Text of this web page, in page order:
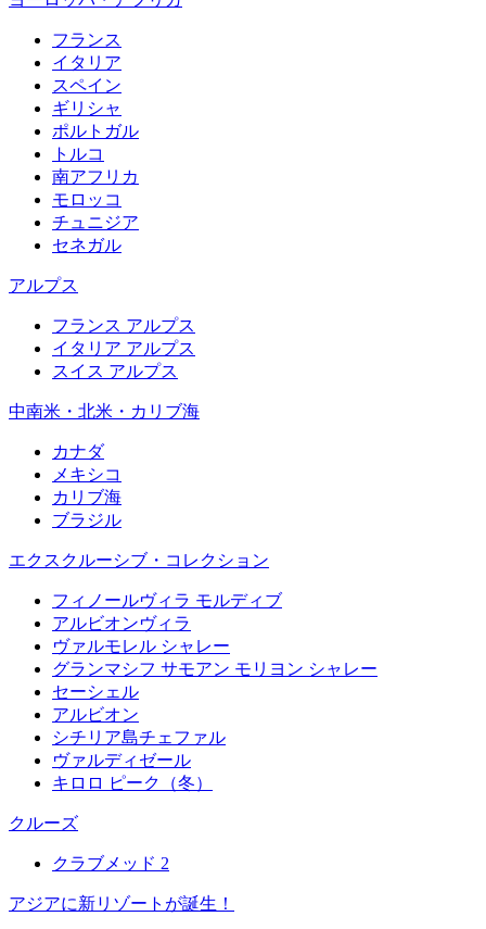
フランス
イタリア
スペイン
ギリシャ
ポルトガル
トルコ
南アフリカ
モロッコ
チュニジア
セネガル
アルプス
フランス アルプス
イタリア アルプス
スイス アルプス
中南米・北米・カリブ海
カナダ
メキシコ
カリブ海
ブラジル
エクスクルーシブ・コレクション
フィノールヴィラ モルディブ
アルビオンヴィラ
ヴァルモレル シャレー
グランマシフ サモアン モリヨン シャレー
セーシェル
アルビオン
シチリア島チェファル
ヴァルディゼール
キロロ ピーク（冬）
クルーズ
クラブメッド 2
アジアに新リゾートが誕生！